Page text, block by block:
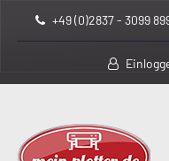
+49 (0)2837 - 3099